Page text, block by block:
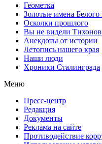
Геометка
Золотые имена Белого
Осколки прошлого
Вы не видели
Анекдоты от истории
Летопись нашего края
Наши люди
Хроники Сталинграда
Меню
Пресс-центр
Редакция
Документы
Реклама на сайте
Противодействие